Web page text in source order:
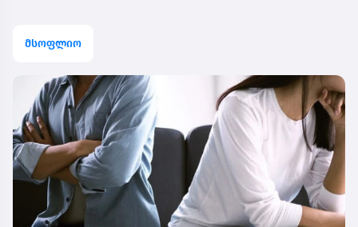
მსოფლიო